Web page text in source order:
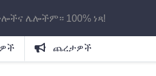
ሌሎችም። 100% ነጻ!
ጨረታዎች